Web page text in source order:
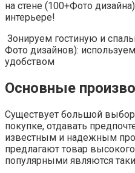
на стене (100+Фото
интерьере!
Зонируем гостиную и
Фото дизайнов):
удобством
Основные
Существует большой
покупке, отдавать
известным и надежным
предлагают товар
популярными являются